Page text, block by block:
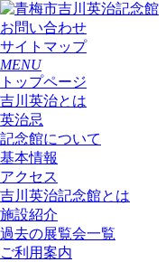
お問い合わせ
サイトマップ
MENU
トップページ
吉川英治とは
英治忌
記念館について
基本情報
アクセス
吉川英治記念館とは
施設紹介
過去の展覧会一覧
ご利用案内